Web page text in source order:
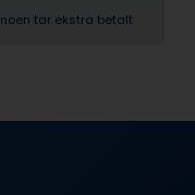
tar ekstra betalt